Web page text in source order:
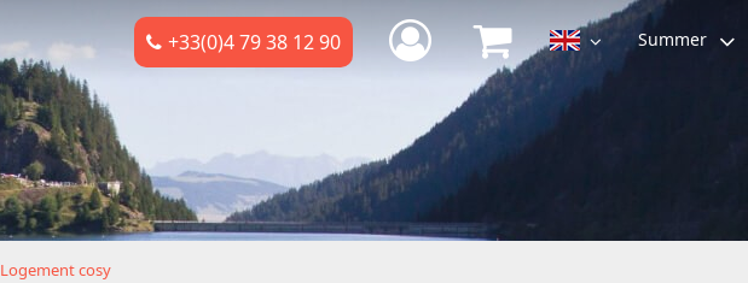
+33(0)4 79 38 12 90 Summer
Logement cosy